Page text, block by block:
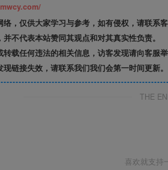
，仅供大家学习与参考，如有侵权，请联系客
不代表本站赞同其观点和对其真实性负责。
载任何违法的相关信息，访客发现请向客服
链接失效，请联系我们我们会第一时间更新。
THE
喜欢就支持